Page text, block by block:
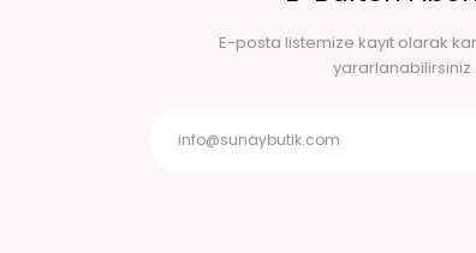
E-posta listemize kayıt olarak
yararlanabilirsiniz.